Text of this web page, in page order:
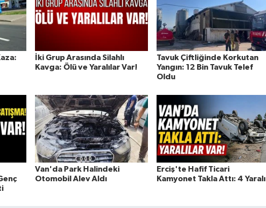
İki Grup Arasında Silahlı
Kavga: Ölü ve Yaralılar Var!
Tavuk Çiftliğinde Korkutan
Yangın: 12 Bin Tavuk Telef
Oldu
Van'da Park Halindeki
Otomobil Alev Aldı
Erciş'te Hafif Ticari
Kamyonet Takla Attı: 4 Yaralı